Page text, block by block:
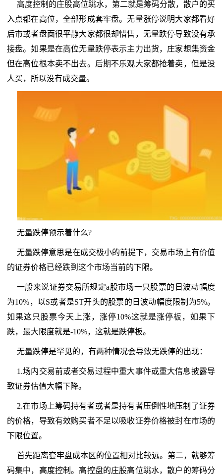
高度控制的庄股高位跳水，第二就是筹码分散，散户的买
入点都在高位，全部形成套牢盘。无量涨停说明大家都看好
后市或者盘面很平静大家都很却惜售，无量跌停导致没有承
接盘。如果是在高位无量跌停表示主力出货，庄家想集资金
但在高位根本卖不出去。后期不乐观大家都抢着卖，但是没
人买，所以没有成交量。
无量跌停预示着什么?
无量跌停意思是在成交极小的前提下，交易市场上有价值
的证券价格已经跌到这个市场当前的下限。
一般来说证券交易所规定a股市场一只股票的日波动幅度
为10%，以S或者是ST开头的股票的日波动幅度限制为5%。
如果这只股票今天上涨，涨停10%这就是涨停板，如果下
跌，最大限度就是-10%，这就是跌停板。
无量跌停是罕见的，有两种情况会导致无跌停的出现：
1.场内交易前或者交易过程中重大事件或重大信息披露导
致证券估值大幅下降。
2.在市场上筹码持有者或者是持有者压倒性地压制了证券
的价格，导致有效购买者不足以吸收证券价格被封在市场的
下限位置。
首先距离套牢盘成本区的位置相对比较远。第二，就够筹
码集中，高度控制。高控盘的庄股高位跳水，散户的筹码分